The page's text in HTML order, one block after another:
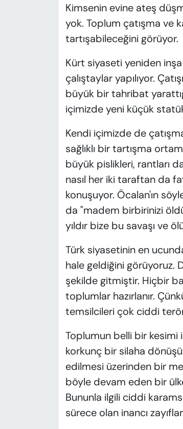
Kimsenin evine ateş
yok. Toplum çatışma ve
tartışabileceğini görüyor.
Kürt siyaseti yeniden
çalıştaylar yapılıyor.
büyük bir tahribat
içimizde yeni küçük
Kendi içimizde de
sağlıklı bir tartışma
büyük pislikleri, rantları
nasıl her iki taraftan da
konuşuyor. Öcalan'ın
da "madem birbirinizi
yıldır bize bu savaşı ve
Türk siyasetinin en
hale geldiğini görüyoruz.
şekilde gitmiştir. Hiçbir
toplumlar hazırlanır.
temsilcileri çok ciddi
Toplumun belli bir kesimi
korkunç bir silaha
edilmesi üzerinden bir
böyle devam eden bir
Bununla ilgili ciddi
sürece olan inancı